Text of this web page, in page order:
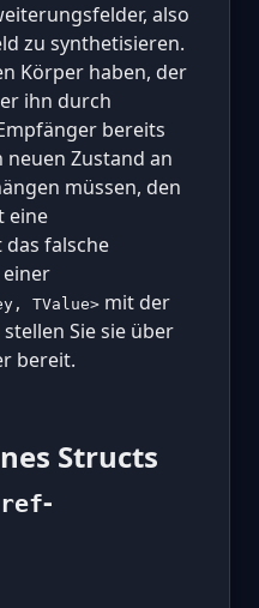
also
zu synthetisieren.
Körper haben, der
ihn durch
bereits
neuen Zustand an
müssen, den
eine
falsche
einer
TValue> mit der
Sie sie über
bereit.
Structs
ref-